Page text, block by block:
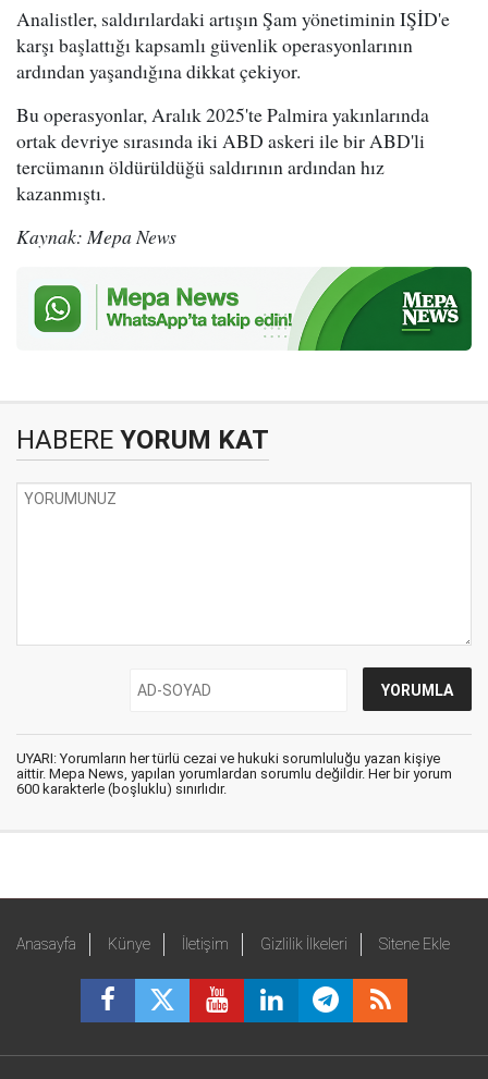
Analistler, saldırılardaki artışın Şam yönetiminin IŞİD'e
karşı başlattığı kapsamlı güvenlik operasyonlarının
ardından yaşandığına dikkat çekiyor.
Bu operasyonlar, Aralık 2025'te Palmira yakınlarında
ortak devriye sırasında iki ABD askeri ile bir ABD'li
tercümanın öldürüldüğü saldırının ardından hız
kazanmıştı.
Kaynak: Mepa News
HABERE YORUM KAT
UYARI: Yorumların her türlü cezai ve hukuki sorumluluğu yazan kişiye
aittir. Mepa News, yapılan yorumlardan sorumlu değildir. Her bir yorum
600 karakterle (boşluklu) sınırlıdır.
Anasayfa Künye İletişim Gizlilik İlkeleri Sitene Ekle